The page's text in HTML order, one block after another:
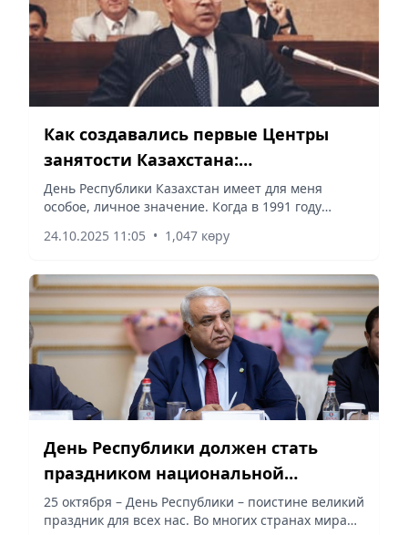
Как создавались первые Центры
занятости Казахстана:
воспоминания Бахтияра Камалова
День Республики Казахстан имеет для меня
особое, личное значение. Когда в 1991 году
отделом организационной работы Московского
24.10.2025 11:05 • 1,047 көру
День Республики должен стать
праздником национальной
гордости для каждого – Р. Мирзоев
25 октября – День Республики – поистине великий
праздник для всех нас. Во многих странах мира